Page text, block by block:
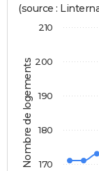
Nombre de logements
(source :
170
180
190
200
210